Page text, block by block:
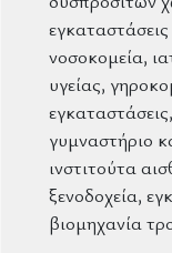
νοσοκομεία,
υγείας,
γυμναστήριο
ινστιτούτα
ξενοδοχεία,
βιομηχανία